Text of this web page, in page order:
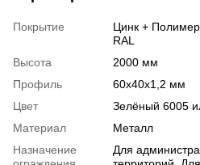
Покрытие
Цинк +
RAL
Высота
2000 мм
Профиль
60х40х1,2 мм
Цвет
Зелёный 6005
Материал
Металл
Назначение
Для